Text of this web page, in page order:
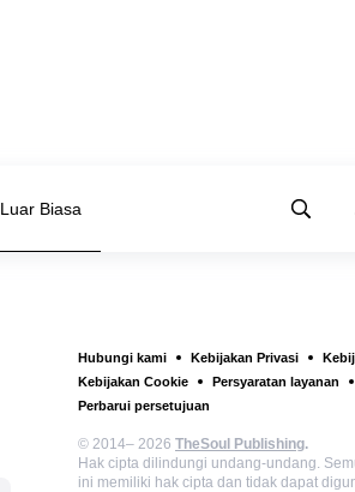
Luar Biasa
Hubungi kami Kebijakan Privasi
Kebijakan Cookie
Persyaratan layanan
Perbarui persetujuan
© 2014– 2026 TheSoul Publishing.
Hak cipta dilindungi undang-undang.
ini memiliki hak cipta dan tidak dapat